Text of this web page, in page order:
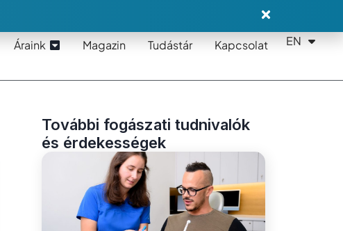
Áraink Magazin Tudástár Kapcsolat EN
DE
További fogászati tudnivalók
és érdekességek